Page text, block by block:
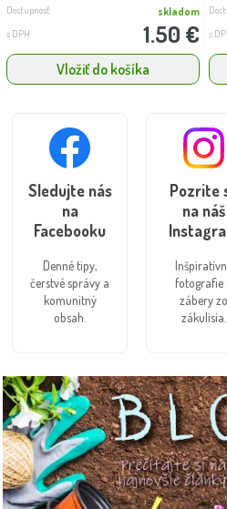
Dostupnosť: skladom
s DPH 1.50 €
Vložiť do košíka
s
Sledujte nás
na
Facebooku
Denné tipy,
čerstvé správy a
komunitný
obsah.
Pozrite
na náš
fotografie
zábery zo
zákulisia.